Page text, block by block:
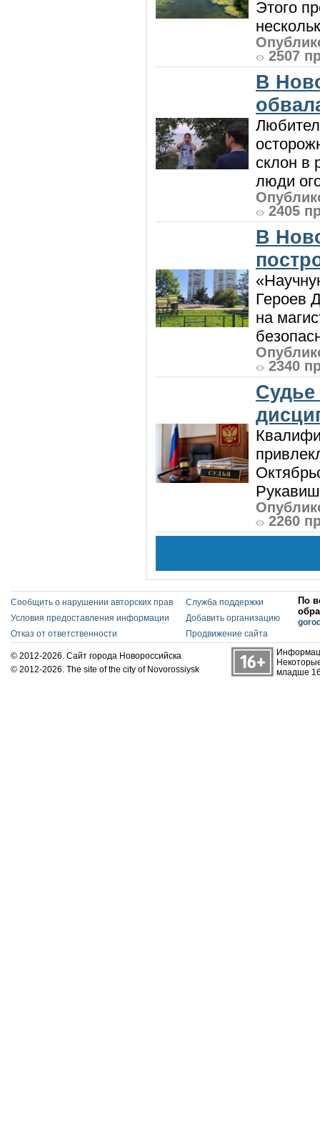
Этого
2507
В
склон в
люди
2405
В
Героев
на
2340
2260
Сообщить о нарушении авторских прав
Условия предоставления информации
Отказ от ответственности
Служба поддержки
Добавить организацию
Продвижение сайта
По
© 2012-2026. Сайт города Новороссийска
© 2012-2026. The site of the city of Novorossiysk
младше